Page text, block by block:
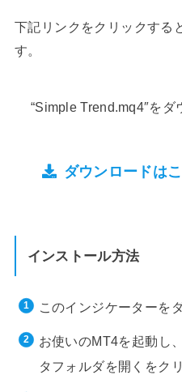
下記リンクをクリックする
す。
“Simple Trend.mq4″をダ
ダウンロードは
インストール方法
このインジケーターを
お使いのMT4を起動し
タフォルダを開くをク